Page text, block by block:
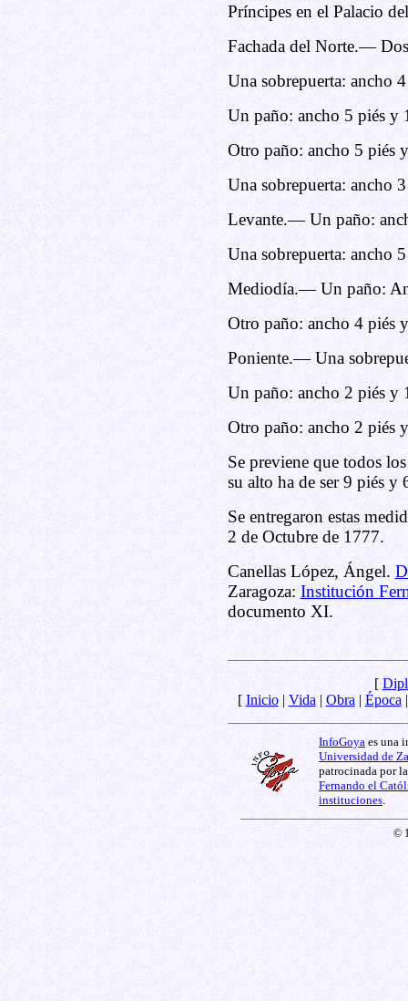
Príncipes en el Palacio
Fachada del Norte.—
Una sobrepuerta: ancho
Un paño: ancho 5 piés y
Otro paño: ancho 5 piés
Una sobrepuerta: ancho
Levante.— Un paño:
Una sobrepuerta: ancho
Mediodía.— Un paño:
Otro paño: ancho 4 piés
Poniente.— Una
Un paño: ancho 2 piés y
Otro paño: ancho 2 piés
Se previene que todos
su alto ha de ser 9 piés y
Se entregaron estas
2 de Octubre de 1777.
Canellas López, Ángel.
Zaragoza: Institución
documento XI.
[
[ Inicio| Vida | Obra | Época
InfoGoya es una
Universidad de
patrocinada por
Fernando el
instituciones
©